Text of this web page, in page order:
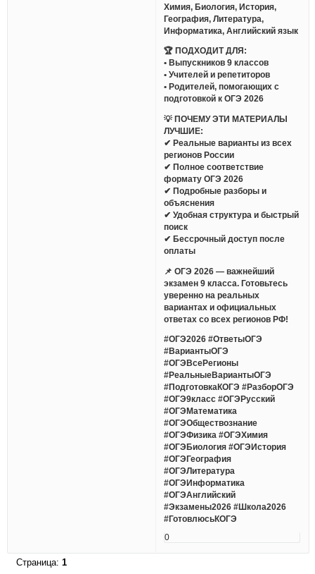
Химия, Биология, История,
География, Литература,
Информатика, Английский язык
🏆 ПОДХОДИТ ДЛЯ:
• Выпускников 9 классов
• Учителей и репетиторов
• Родителей, помогающих с
подготовкой к ОГЭ 2026
💡 ПОЧЕМУ ЭТИ МАТЕРИАЛЫ
ЛУЧШИЕ:
✔ Реальные варианты из всех
регионов России
✔ Полное соответствие
формату ОГЭ 2026
✔ Подробные разборы и
объяснения
✔ Удобная структура и быстрый
поиск
✔ Бессрочный доступ после
оплаты
📌 ОГЭ 2026 — важнейший
экзамен 9 класса. Готовьтесь
уверенно на реальных
вариантах и официальных
ответах со всех регионов РФ!
#ОГЭ2026 #ОтветыОГЭ
#ВариантыОГЭ
#ОГЭВсеРегионы
#РеальныеВариантыОГЭ
#ПодготовкаКОГЭ #РазборОГЭ
#ОГЭ9класс #ОГЭРусский
#ОГЭМатематика
#ОГЭОбществознание
#ОГЭФизика #ОГЭХимия
#ОГЭБиология #ОГЭИстория
#ОГЭГеография
#ОГЭЛитература
#ОГЭИнформатика
#ОГЭАнглийский
#Экзамены2026 #Школа2026
#ГотовлюсьКОГЭ
0
Страница: 1